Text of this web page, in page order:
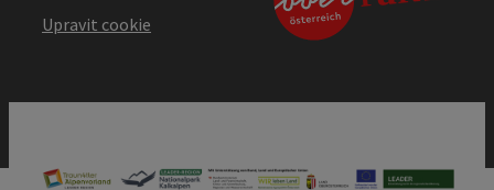
Upravit cookie